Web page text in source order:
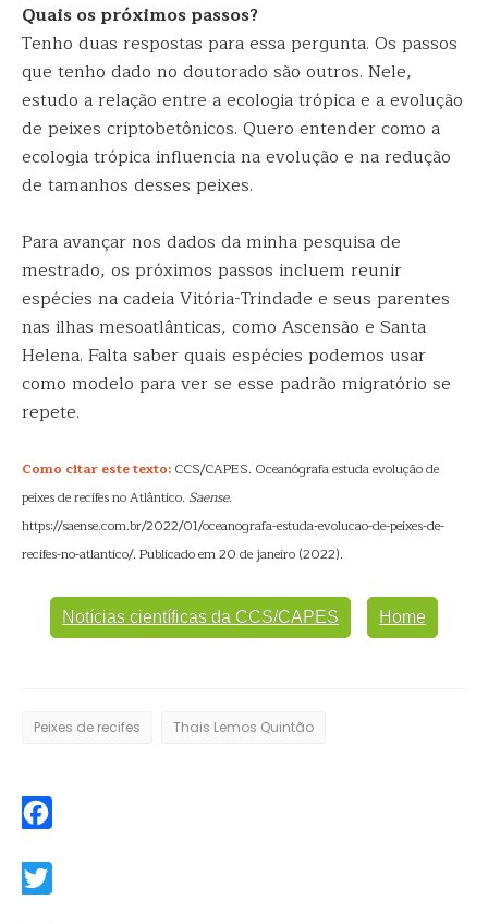
Quais os próximos passos?
Tenho duas respostas para essa pergunta. Os passos
que tenho dado no doutorado são outros. Nele,
estudo a relação entre a ecologia trópica e a evolução
de peixes criptobetônicos. Quero entender como a
ecologia trópica influencia na evolução e na redução
de tamanhos desses peixes.
Para avançar nos dados da minha pesquisa de
mestrado, os próximos passos incluem reunir
espécies na cadeia Vitória-Trindade e seus parentes
nas ilhas mesoatlânticas, como Ascensão e Santa
Helena. Falta saber quais espécies podemos usar
como modelo para ver se esse padrão migratório se
repete.
Como citar este texto: CCS/CAPES. Oceanógrafa estuda evolução de
peixes de recifes no Atlântico. Saense.
https://saense.com.br/2022/01/oceanografa-estuda-evolucao-de-peixes-de-
recifes-no-atlantico/. Publicado em 20 de janeiro (2022).
Notícias científicas da CCS/CAPES Home
Peixes de recifes Thais Lemos Quintão